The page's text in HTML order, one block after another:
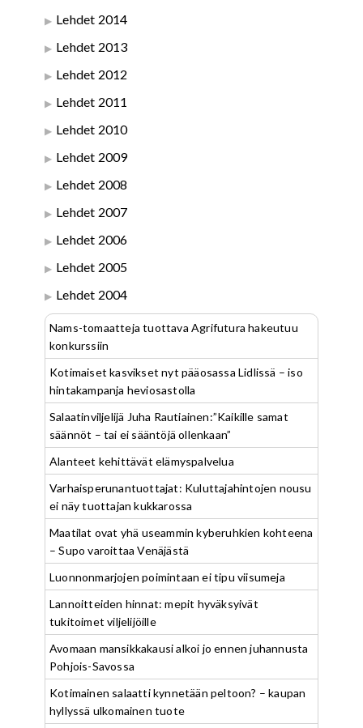
Lehdet 2014
Lehdet 2013
Lehdet 2012
Lehdet 2011
Lehdet 2010
Lehdet 2009
Lehdet 2008
Lehdet 2007
Lehdet 2006
Lehdet 2005
Lehdet 2004
Nams-tomaatteja tuottava Agrifutura hakeutuu
konkurssiin
Kotimaiset kasvikset nyt pääosassa Lidlissä – iso
hintakampanja heviosastolla
Salaatinviljelijä Juha Rautiainen:”Kaikille samat
säännöt – tai ei sääntöjä ollenkaan”
Alanteet kehittävät elämyspalvelua
Varhaisperunantuottajat: Kuluttajahintojen nousu
ei näy tuottajan kukkarossa
Maatilat ovat yhä useammin kyberuhkien kohteena
– Supo varoittaa Venäjästä
Luonnonmarjojen poimintaan ei tipu viisumeja
Lannoitteiden hinnat: mepit hyväksyivät
tukitoimet viljelijöille
Avomaan mansikkakausi alkoi jo ennen juhannusta
Pohjois-Savossa
Kotimainen salaatti kynnetään peltoon? – kaupan
hyllyssä ulkomainen tuote